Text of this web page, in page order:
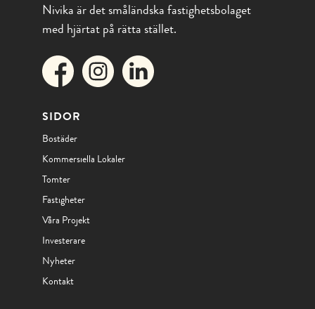
Nivika är det småländska fastighetsbolaget
med hjärtat på rätta stället.
SIDOR
Bostäder
Kommersiella Lokaler
Tomter
Fastigheter
Våra Projekt
Investerare
Nyheter
Kontakt